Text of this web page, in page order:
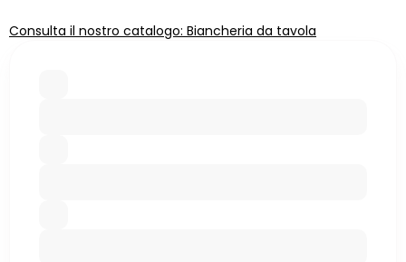
Consulta il nostro catalogo: Biancheria da tavola